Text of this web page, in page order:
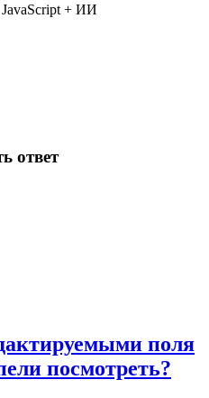
JavaScript + ИИ
ответ
поля
посмотреть?